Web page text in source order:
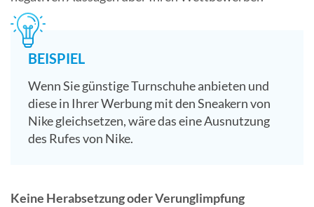
BEISPIEL
Wenn Sie günstige Turnschuhe anbieten und
diese in Ihrer Werbung mit den Sneakern von
Nike gleichsetzen, wäre das eine Ausnutzung
des Rufes von Nike.
Keine Herabsetzung oder Verunglimpfung